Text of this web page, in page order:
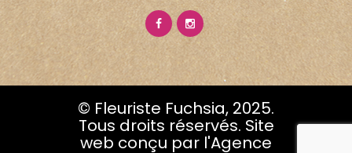
© Fleuriste Fuchsia, 2025.
Tous droits réservés. Site
web conçu par l'Agence